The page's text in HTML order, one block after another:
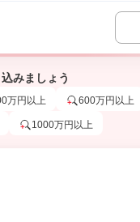
みましょう
万円以上 600万円以上
1000万円以上